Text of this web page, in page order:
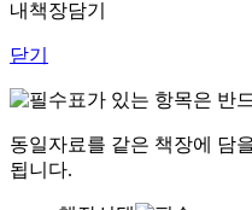
내책장담기
닫기
표가 있는 항목은 반
동일자료를 같은 책장에 담
됩니다.